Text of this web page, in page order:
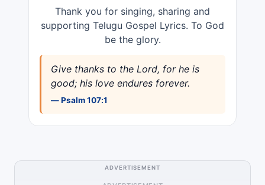
Thank you for singing, sharing and
supporting Telugu Gospel Lyrics. To God
be the glory.
Give thanks to the Lord, for he is
good; his love endures forever.
— Psalm 107:1
ADVERTISEMENT